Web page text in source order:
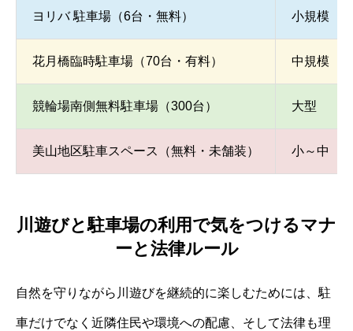
ヨリバ 駐車場（6台・無料） 小規模
花月橋臨時駐車場（70台・有料） 中規模
競輪場南側無料駐車場（300台） 大型
美山地区駐車スペース（無料・未舗装） 小～中
川遊びと駐車場の利用で気をつけるマナ
ーと法律ルール
自然を守りながら川遊びを継続的に楽しむためには、駐
車だけでなく近隣住民や環境への配慮、そして法律も理